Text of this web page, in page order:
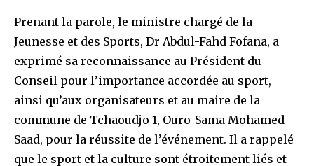
Prenant la parole, le ministre chargé de la
Jeunesse et des Sports, Dr Abdul-Fahd Fofana, a
exprimé sa reconnaissance au Président du
Conseil pour l’importance accordée au sport,
ainsi qu’aux organisateurs et au maire de la
commune de Tchaoudjo 1, Ouro-Sama Mohamed
Saad, pour la réussite de l’événement. Il a rappelé
que le sport et la culture sont étroitement liés et